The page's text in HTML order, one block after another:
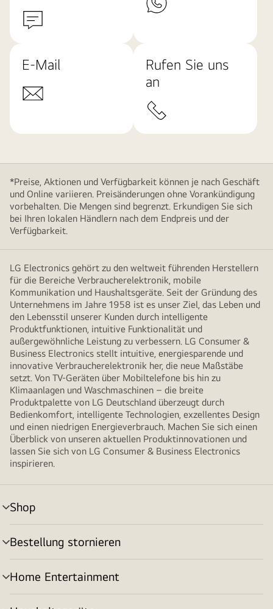
E-Mail
Rufen Sie uns
an
*Preise, Aktionen und Verfügbarkeit können je nach Geschäft
und Online variieren. Preisänderungen ohne Vorankündigung
vorbehalten. Die Mengen sind begrenzt. Erkundigen Sie sich
bei Ihren lokalen Händlern nach dem Endpreis und der
Verfügbarkeit.
LG Electronics gehört zu den weltweit führenden Herstellern
für die Bereiche Verbraucherelektronik, mobile
Kommunikation und Haushaltsgeräte. Seit der Gründung des
Unternehmens im Jahre 1958 ist es unser Ziel, das Leben und
den Lebensstil unserer Kunden durch intelligente
Produktfunktionen, intuitive Funktionalität und
außergewöhnliche Leistung zu verbessern. LG Consumer &
Business Electronics stellt intuitive, energiesparende und
innovative Verbraucherelektronik her, die neue Maßstäbe
setzt. Von TV-Geräten über Mobiltelefone bis hin zu
Klimaanlagen und Waschmaschinen – die breite
Produktpalette von LG Deutschland überzeugt durch
Bedienkomfort, intelligente Technologien, exzellentes Design
und einen niedrigen Energieverbrauch. Machen Sie sich einen
Überblick von unseren aktuellen Produktinnovationen und
lassen Sie sich von LG Consumer & Business Electronics
inspirieren.
Shop
Menü
umschalten
Bestellung stornieren
Menü
umschalten
Home Entertainment
Menü
umschalten